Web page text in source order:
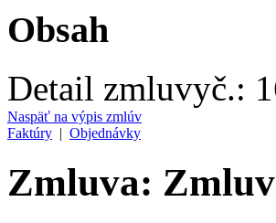
Obsah
Detail zmluvyč.:
Naspäť na výpis zmlúv
Faktúry | Objednávky
Zmluva: